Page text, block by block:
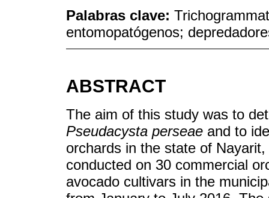
Palabras clave:
entomopatógenos;
ABSTRACT
The aim of this study was to
Pseudacysta perseae and to
orchards in the state of
conducted on 30 commercial
avocado cultivars in the